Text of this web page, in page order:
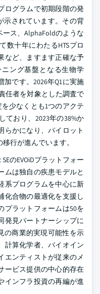
ログラムで初期段階の発
示されています。その背
ス、AlphaFoldのような
数十年にわたるHTSプロ
など、ますます正確な予
ング基盤となる生物学
です。2026年Q1に実施
任者を対象とした調査で
少なくとも1つのアクテ
ており、2023年の38%か
らかになり、パイロット
行が進んでいます。
のEVOiDプラットフォー
ムは独自の疾患モデルと
系プログラムを中心に新
化合物の最適化を支援し
プラットフォームは50を
発見パートナーシップに
の商業的実現可能性を示
計算化学者、バイオイン
エンティストが従来のメ
ービス提供の中心的存在
インフラ投資の再編が進